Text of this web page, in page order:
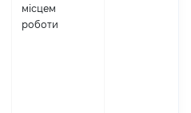
місцем
роботи